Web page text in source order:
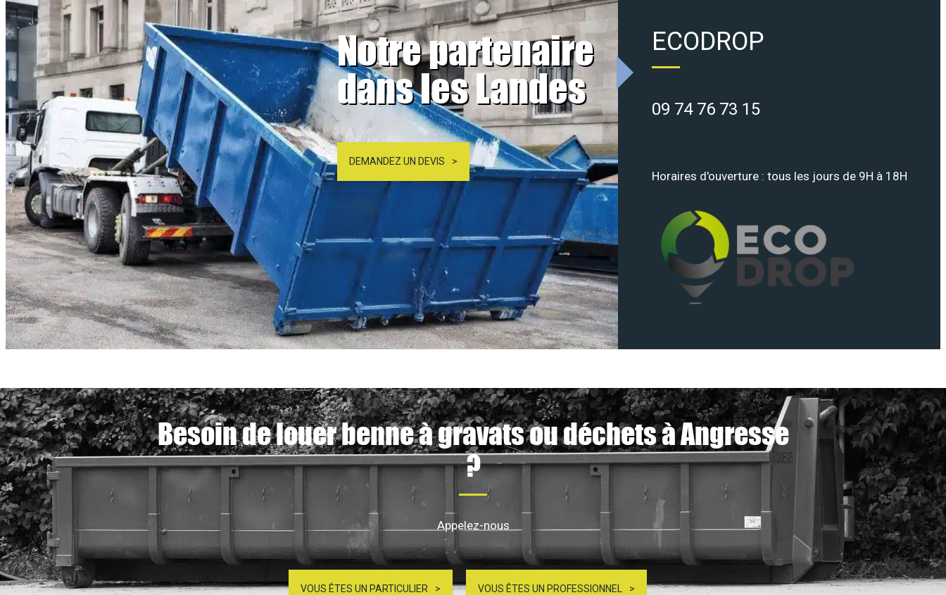
Notre partenaire
dans les Landes
DEMANDEZ UN DEVIS
ECODROP
09 74 76 73 15
Horaires d'ouverture : tous les jours de 9H à 18H
Besoin de louer benne à gravats ou déchets à Angresse
?
Appelez-nous
VOUS ÊTES UN PARTICULIER VOUS ÊTES UN PROFESSIONNEL